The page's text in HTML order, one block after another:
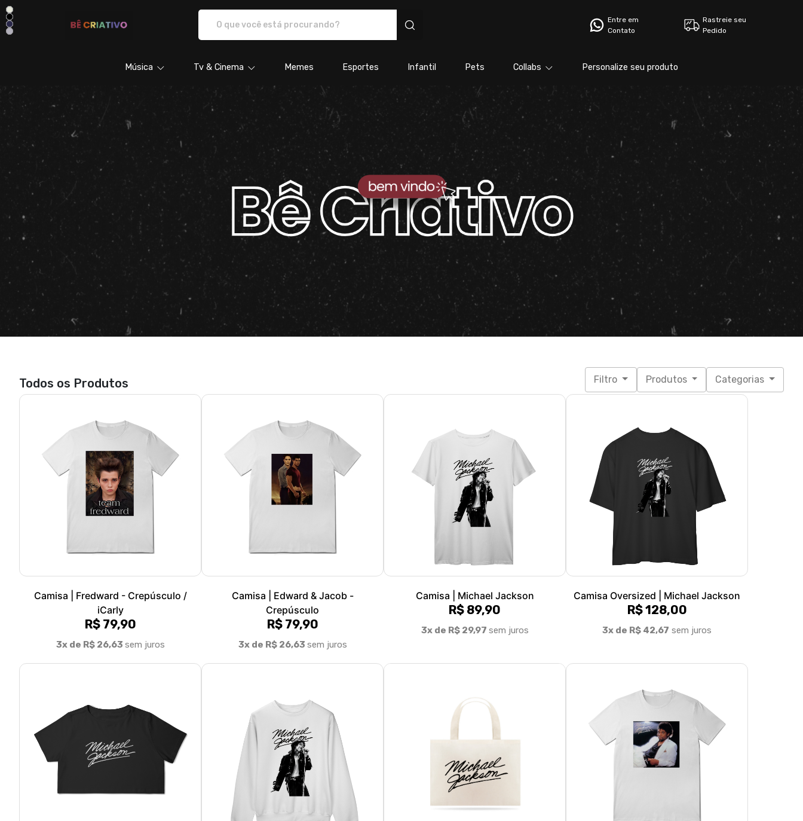
Entre em
Contato
Rastreie seu
Pedido
Música Tv & Cinema Memes Esportes Infantil Pets Collabs Personalize seu produto
Todos os Produtos Filtro Produtos Categorias
Camisa | Fredward - Crepúsculo /
iCarly
R$ 79,90
3x de R$ 26,63 sem juros
Camisa | Edward & Jacob -
Crepúsculo
R$ 79,90
3x de R$ 26,63 sem juros
Camisa | Michael Jackson
R$ 89,90
3x de R$ 29,97 sem juros
Camisa Oversized | Michael Jackson
R$ 128,00
3x de R$ 42,67 sem juros